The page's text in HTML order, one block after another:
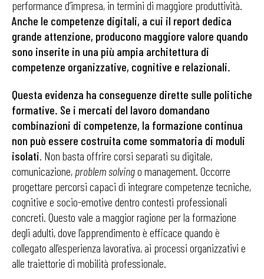
performance d’impresa, in termini di maggiore produttività.
Anche le competenze digitali, a cui il report dedica
grande attenzione, producono maggiore valore quando
sono inserite in una più ampia architettura di
competenze organizzative, cognitive e relazionali.
Questa evidenza ha conseguenze dirette sulle politiche
formative. Se i mercati del lavoro domandano
combinazioni di competenze, la formazione continua
non può essere costruita come sommatoria di moduli
isolati. Non basta offrire corsi separati su digitale,
comunicazione, problem solvingo management. Occorre
progettare percorsi capaci di integrare competenze tecniche,
cognitive e socio-emotive dentro contesti professionali
concreti. Questo vale a maggior ragione per la formazione
degli adulti, dove l’apprendimento è efficace quando è
collegato all’esperienza lavorativa, ai processi organizzativi e
alle traiettorie di mobilità professionale.